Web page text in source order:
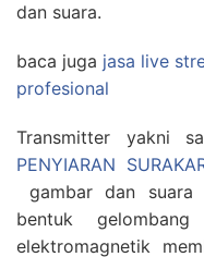
dan suara.
baca juga jasa live
profesional
Transmitter yakni
PENYIARAN
gambar dan
bentuk gelombang
elektromagnetik